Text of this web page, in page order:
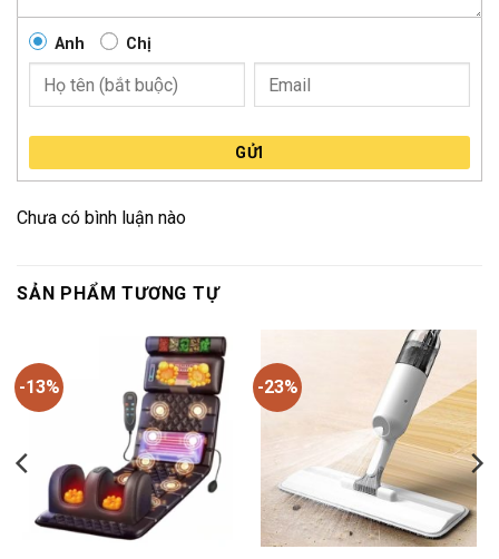
Anh Chị
GỬI
Chưa có bình luận nào
SẢN PHẨM TƯƠNG TỰ
-13% -23%